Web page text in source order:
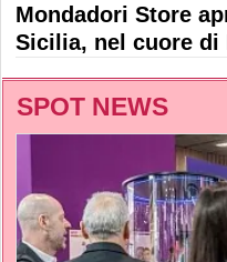
Mondadori Store
Sicilia, nel cuore di
SPOT NEWS